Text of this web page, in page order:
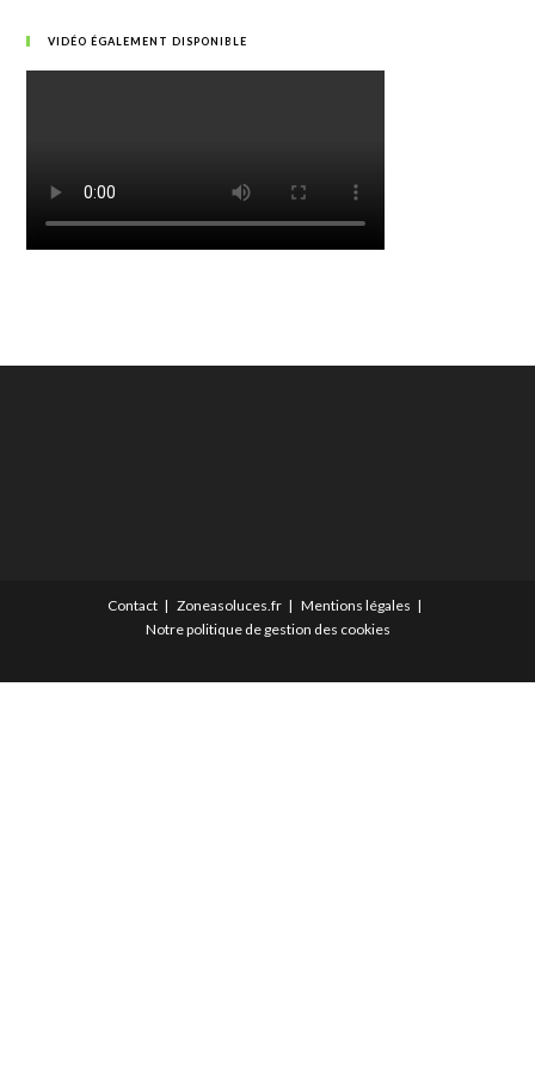
VIDÉO ÉGALEMENT DISPONIBLE
Contact Zoneasoluces.fr
Mentions légales
Notre politique de gestion des cookies